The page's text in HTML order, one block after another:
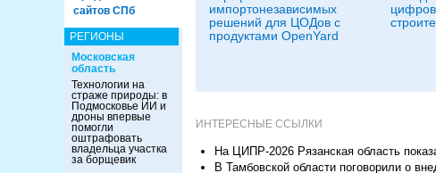
сайтов СПб
РЕГИОНЫ
Московская
область
Технологии на
страже природы: в
Подмосковье ИИ и
дроны впервые
помогли
оштрафовать
владельца участка
за борщевик
импортонезависимых
решений для ЦОДов с
продуктами OpenYard
ИНТЕРЕСНЫЕ ССЫЛКИ
На ЦИПР-2026 Рязанская область
В Тамбовской области поговорили о